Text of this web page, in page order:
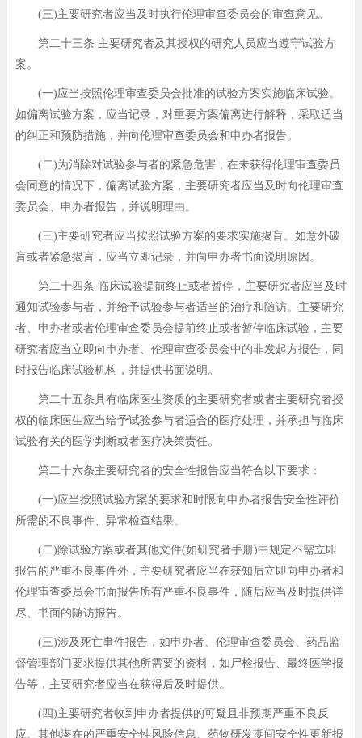
(三)主要研究者应当及时执行伦理审查委员会的审查意见。
第二十三条 主要研究者及其授权的研究人员应当遵守试验方
案。
(一)应当按照伦理审查委员会批准的试验方案实施临床试验。
如偏离试验方案，应当记录，对重要方案偏离进行解释，采取适当
的纠正和预防措施，并向伦理审查委员会和申办者报告。
(二)为消除对试验参与者的紧急危害，在未获得伦理审查委员
会同意的情况下，偏离试验方案，主要研究者应当及时向伦理审查
委员会、申办者报告，并说明理由。
(三)主要研究者应当按照试验方案的要求实施揭盲。如意外破
盲或者紧急揭盲，应当立即记录，并向申办者书面说明原因。
第二十四条 临床试验提前终止或者暂停，主要研究者应当及时
通知试验参与者，并给予试验参与者适当的治疗和随访。主要研究
者、申办者或者伦理审查委员会提前终止或者暂停临床试验，主要
研究者应当立即向申办者、伦理审查委员会中的非发起方报告，同
时报告临床试验机构，并提供书面说明。
第二十五条具有临床医生资质的主要研究者或者主要研究者授
权的临床医生应当给予试验参与者适合的医疗处理，并承担与临床
试验有关的医学判断或者医疗决策责任。
第二十六条主要研究者的安全性报告应当符合以下要求：
(一)应当按照试验方案的要求和时限向申办者报告安全性评价
所需的不良事件、异常检查结果。
(二)除试验方案或者其他文件(如研究者手册)中规定不需立即
报告的严重不良事件外，主要研究者应当在获知后立即向申办者和
伦理审查委员会书面报告所有严重不良事件，随后应当及时提供详
尽、书面的随访报告。
(三)涉及死亡事件报告，如申办者、伦理审查委员会、药品监
督管理部门要求提供其他所需要的资料，如尸检报告、最终医学报
告等，主要研究者应当在获得后及时提供。
(四)主要研究者收到申办者提供的可疑且非预期严重不良反
应、其他潜在的严重安全性风险信息、药物研发期间安全性更新报